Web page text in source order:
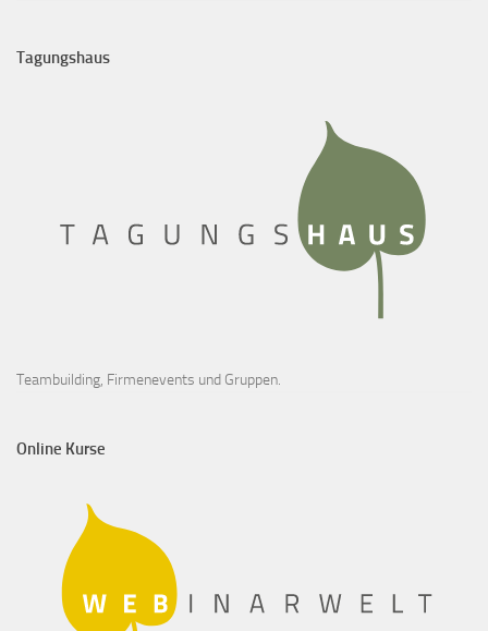
Tagungshaus
Teambuilding, Firmenevents und Gruppen.
Online Kurse